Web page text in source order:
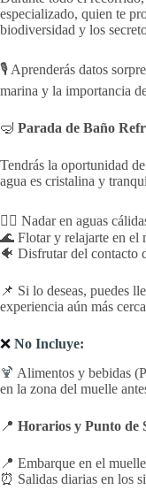
especializado, quien te
biodiversidad y los
🎙️ Aprenderás datos
marina y la importancia
🤿 Parada de Baño
Tendrás la oportunidad
agua es cristalina y
🏊‍♂️ Nadar en aguas
🌊 Flotar y relajarte en el
🐠 Disfrutar del contacto
📌 Si lo deseas, puedes
experiencia aún más
❌ No Incluye:
🍹 Alimentos y bebidas
en la zona del muelle
📍 Horarios y Punto de
📍 Embarque en el
⏰ Salidas diarias en los